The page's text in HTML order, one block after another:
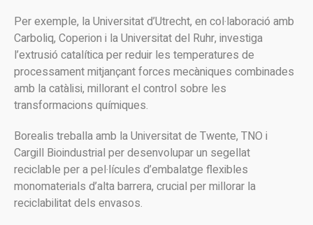
Per exemple, la Universitat d’Utrecht, en col·laboració amb
Carboliq, Coperion i la Universitat del Ruhr, investiga
l’extrusió catalítica per reduir les temperatures de
processament mitjançant forces mecàniques combinades
amb la catàlisi, millorant el control sobre les
transformacions químiques.
Borealis treballa amb la Universitat de Twente, TNO i
Cargill Bioindustrial per desenvolupar un segellat
reciclable per a pel·lícules d’embalatge flexibles
monomaterials d’alta barrera, crucial per millorar la
reciclabilitat dels envasos.